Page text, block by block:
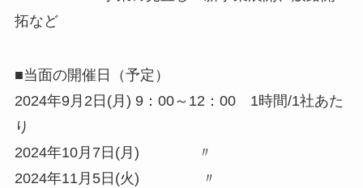
拓など
■当面の開催日（予定）
2024年9月2日(月) 9：00～12：00 1時間/1社あた
り
2024年10月7日(月) 〃
2024年11月5日(火) 〃